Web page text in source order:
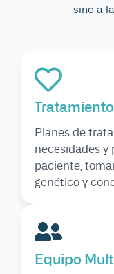
sino a
Planes de
necesidades y
paciente,
genético y
Equipo